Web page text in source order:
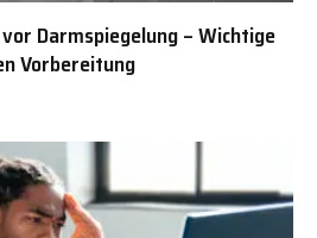
Darmspiegelung – Wichtige
Vorbereitung